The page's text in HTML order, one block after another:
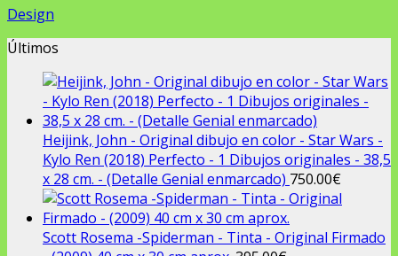
Design
Últimos
Heijink, John - Original dibujo en color - Star Wars -
Kylo Ren (2018) Perfecto - 1 Dibujos originales - 38,5
x 28 cm. - (Detalle Genial enmarcado) 750.00€
Scott Rosema -Spiderman - Tinta - Original Firmado